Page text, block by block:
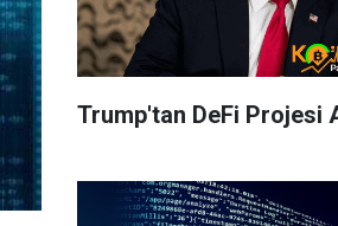
Trump'tan DeFi Projesi